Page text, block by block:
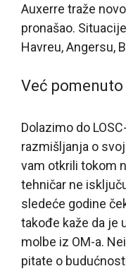
Auxerre traže
pronašao.
Havreu, Angersu,
Već
Dolazimo do
razmišljanja o
vam otkrili tokom
tehničar ne
sledeće godine
takođe kaže da je
molbe iz OM-a.
pitate o